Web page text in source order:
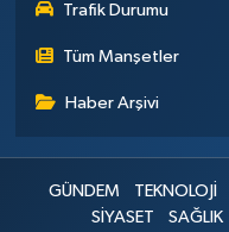
Trafik Durumu
Tüm Manşetler
Haber Arşivi
GÜNDEM TEKNOLOJİ
SİYASET
SAĞLIK